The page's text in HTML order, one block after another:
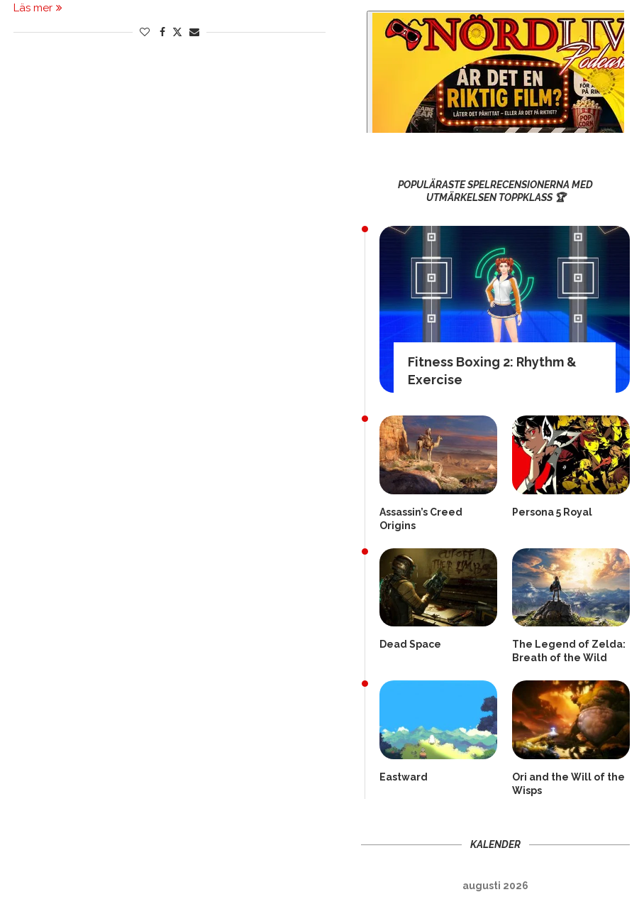
Läs mer
POPULÄRASTE SPELRECENSIONERNA MED
UTMÄRKELSEN TOPPKLASS 🏆
Fitness Boxing 2: Rhythm &
Exercise
Assassin’s Creed
Origins
Persona 5 Royal
Dead Space
The Legend of Zelda:
Breath of the Wild
Eastward
Ori and the Will of the
Wisps
KALENDER
augusti 2026